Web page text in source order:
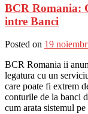
BCR Romania:
intre Banci
Posted on 19
BCR Romania ii
legatura cu un
care poate fi extrem
conturile de la banci
cum arata sistemul